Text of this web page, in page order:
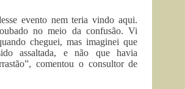
evento nem teria vindo aqui.
no meio da confusão. Vi
cheguei, mas imaginei que
assaltada, e não que havia
comentou o consultor de